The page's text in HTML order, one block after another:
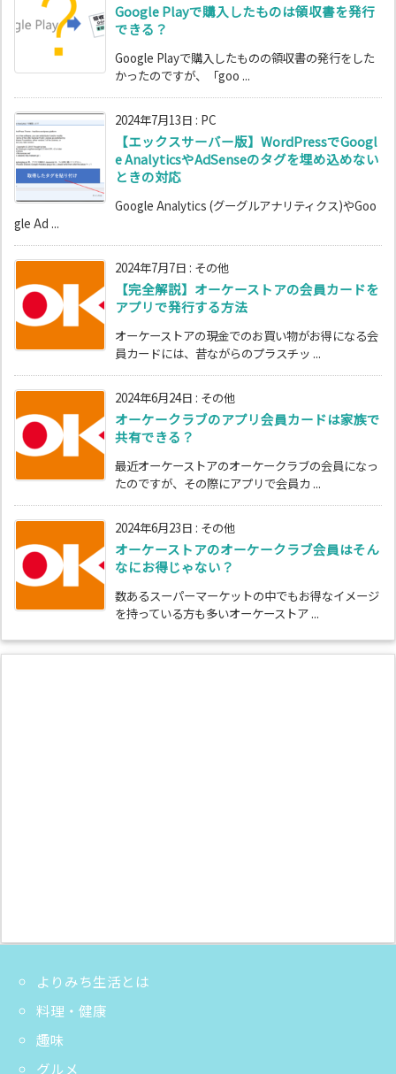
Google Playで購入したものは領収書を発行
できる？
Google Playで購入したものの領収書の発行をした
かったのですが、「goo ...
2024年7月13日 : PC
【エックスサーバー版】WordPressでGoogl
e AnalyticsやAdSenseのタグを埋め込めない
ときの対応
Google Analytics (グーグルアナリティクス)やGoo
gle Ad ...
2024年7月7日 : その他
【完全解説】オーケーストアの会員カードを
アプリで発行する方法
オーケーストアの現金でのお買い物がお得になる会
員カードには、昔ながらのプラスチッ ...
2024年6月24日 : その他
オーケークラブのアプリ会員カードは家族で
共有できる？
最近オーケーストアのオーケークラブの会員になっ
たのですが、その際にアプリで会員カ ...
2024年6月23日 : その他
オーケーストアのオーケークラブ会員はそん
なにお得じゃない？
数あるスーパーマーケットの中でもお得なイメージ
を持っている方も多いオーケーストア ...
よりみち生活とは
料理・健康
趣味
グルメ